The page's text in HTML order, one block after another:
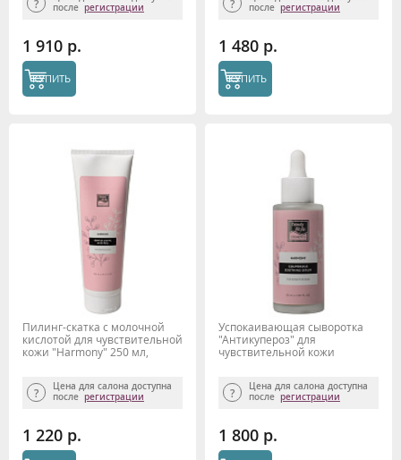
после регистрации
1 910 р.
КУПИТЬ
после регистрации
1 480 р.
КУПИТЬ
Пилинг-скатка с молочной
кислотой для чувствительной
кожи "Harmony" 250 мл,
Цена для салона доступна
после регистрации
1 220 р.
Успокаивающая сыворотка
"Антикупероз" для
чувствительной кожи
Цена для салона доступна
после регистрации
1 800 р.